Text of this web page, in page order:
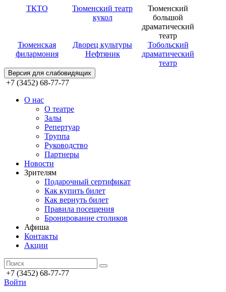
ТКТО
Тюменский театр
кукол
Тюменский
большой
драматический
театр
Тюменская
филармония
Дворец культуры
Нефтяник
Тобольский
драматический
театр
Версия для слабовидящих
+7 (3452) 68-77-77
О нас
О театре
Залы
Репертуар
Труппа
Руководство
Партнеры
Новости
Зрителям
Подарочный сертификат
Как купить билет
Как вернуть билет
Правила посещения
Бронирование столиков
Афиша
Контакты
Акции
+7 (3452) 68-77-77
Войти